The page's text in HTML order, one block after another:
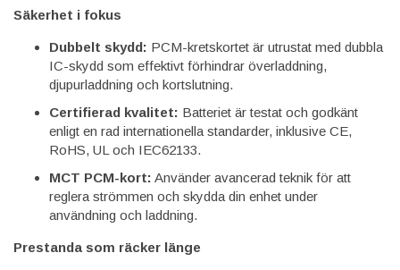
Säkerhet i fokus
Dubbelt skydd: PCM-kretskortet är utrustat med dubbla
IC-skydd som effektivt förhindrar överladdning,
djupurladdning och kortslutning.
Certifierad kvalitet: Batteriet är testat och godkänt
enligt en rad internationella standarder, inklusive CE,
RoHS, UL och IEC62133.
MCT PCM-kort: Använder avancerad teknik för att
reglera strömmen och skydda din enhet under
användning och laddning.
Prestanda som räcker länge